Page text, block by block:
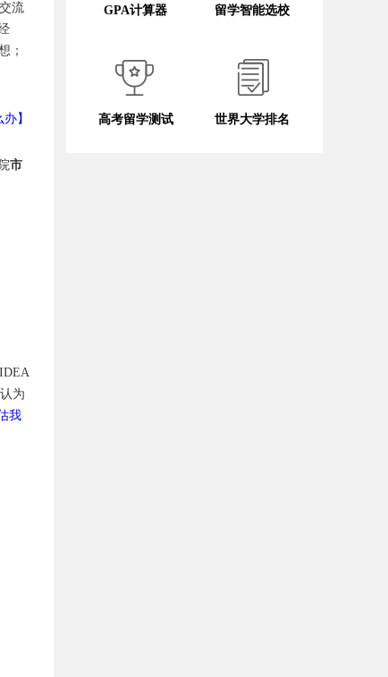
流
；
】
市
为
我
GPA计算器 留学智能选校
高考留学测试 世界大学排名